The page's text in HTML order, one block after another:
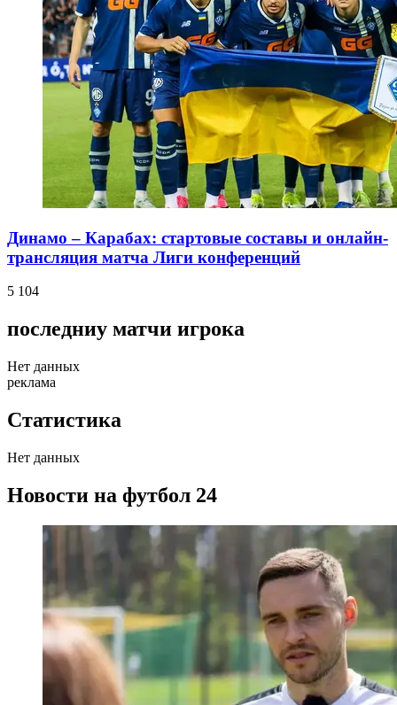
Динамо – Карабах: стартовые составы и онлайн-
трансляция матча Лиги конференций
5 104
последниу матчи игрока
Нет данных
реклама
Статистика
Нет данных
Новости на футбол 24